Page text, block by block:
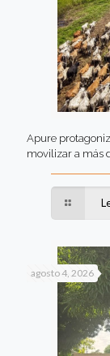
Apure
movilizar a más
agosto 4, 2026